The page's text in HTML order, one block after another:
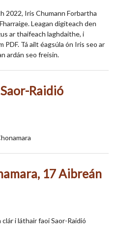
2022, Iris Chumann Forbartha
Leagan digiteach den
ar thaifeach laghdaithe, i
PDF. Tá ailt éagsúla ón Iris seo ar
ardán seo freisin.
Raidió
17 Aibreán
i láthair faoi Saor-Raidió